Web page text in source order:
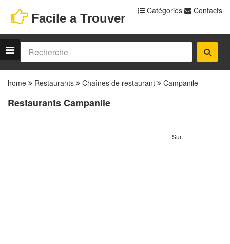
Facile a Trouver
Catégories Contacts
home Restaurants Chaînes de restaurant Campanile
Restaurants Campanile
Sur